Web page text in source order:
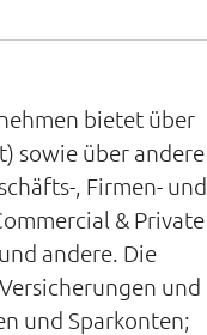
bietet über
sowie über andere
, Firmen- und
& Private
andere. Die
und
und Sparkonten;